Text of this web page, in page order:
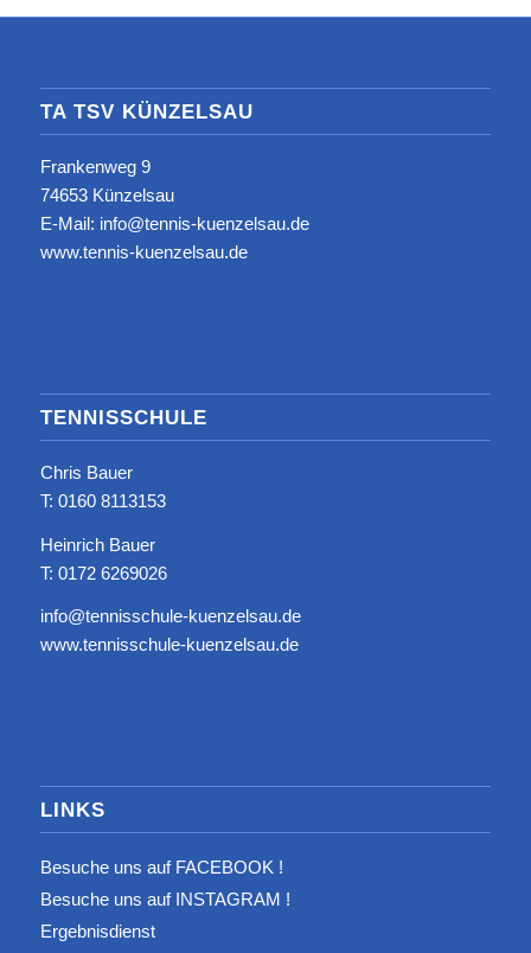
TA TSV KÜNZELSAU
Frankenweg 9
74653 Künzelsau
E-Mail: info@tennis-kuenzelsau.de
www.tennis-kuenzelsau.de
TENNISSCHULE
Chris Bauer
T: ‭0160 8113153‬
Heinrich Bauer
T: 0172 6269026
info@tennisschule-kuenzelsau.de
www.tennisschule-kuenzelsau.de
LINKS
Besuche uns auf FACEBOOK !
Besuche uns auf INSTAGRAM !
Ergebnisdienst